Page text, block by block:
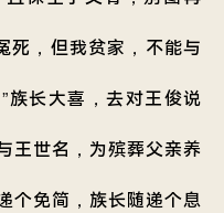
死，但我贫家，不能与
族长大喜，去对王俊说
王世名，为殡葬父亲养
个免简，族长随递个息